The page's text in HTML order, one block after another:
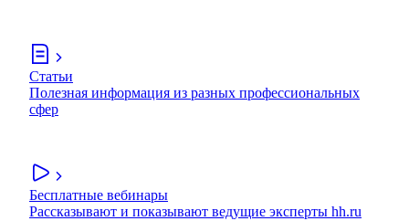
Статьи
Полезная информация из разных профессиональных
сфер
Бесплатные вебинары
Рассказывают и показывают ведущие эксперты hh.ru